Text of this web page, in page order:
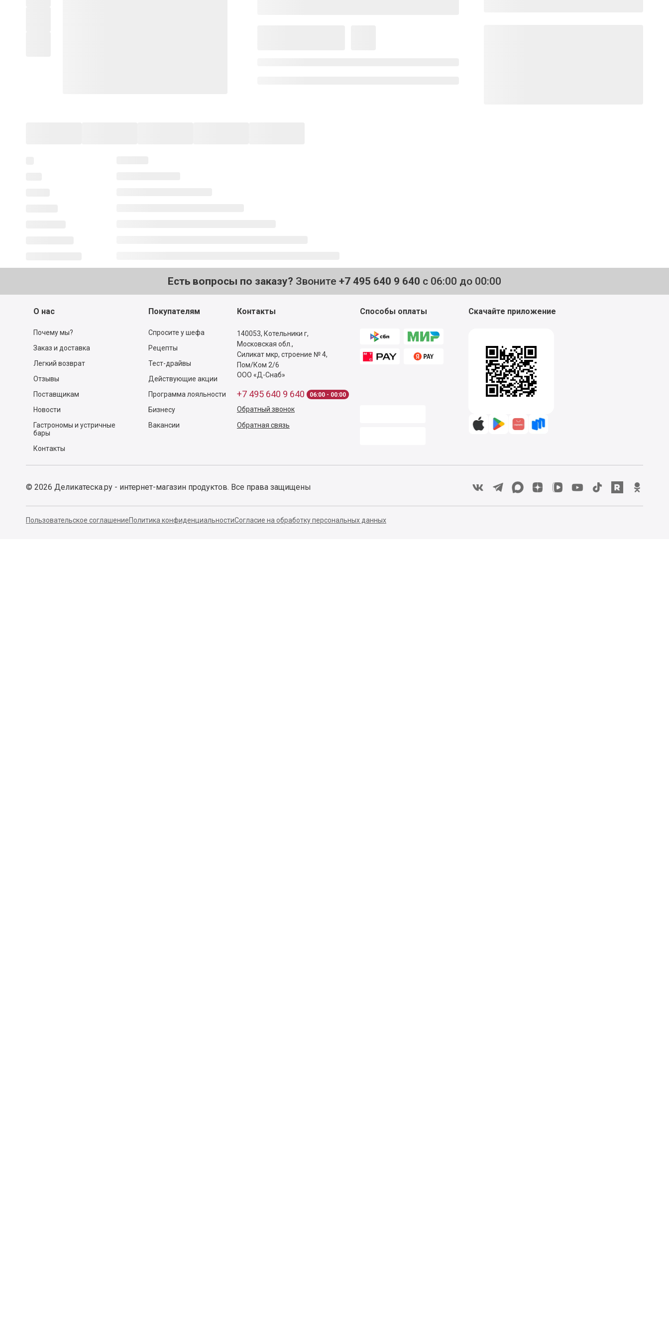
Есть вопросы по заказу? Звоните +7 495 640 9 640 с 06:00 до 00:00
О нас
Почему мы?
Заказ и доставка
Легкий возврат
Отзывы
Поставщикам
Новости
Гастрономы и устричные
бары
Контакты
Покупателям
Спросите у шефа
Рецепты
Тест-драйвы
Действующие акции
Программа лояльности
Бизнесу
Вакансии
Контакты
140053, Котельники г,
Московская обл.,
Силикат мкр, строение № 4,
Пом/Ком 2/6
ООО «Д-Снаб»
+7 495 640 9 640 06:00 - 00:00
Обратный звонок
Обратная связь
Способы оплаты Скачайте приложение
© 2026 Деликатеска.ру - интернет-магазин продуктов. Все права защищены
Пользовательское соглашениеПолитика конфиденциальностиСогласие на обработку персональных данных